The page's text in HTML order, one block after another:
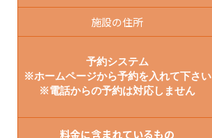
施設の住所
予約システム
※ホームページから予約を入れて下さい
※電話からの予約は対応しません
料金に含まれているもの